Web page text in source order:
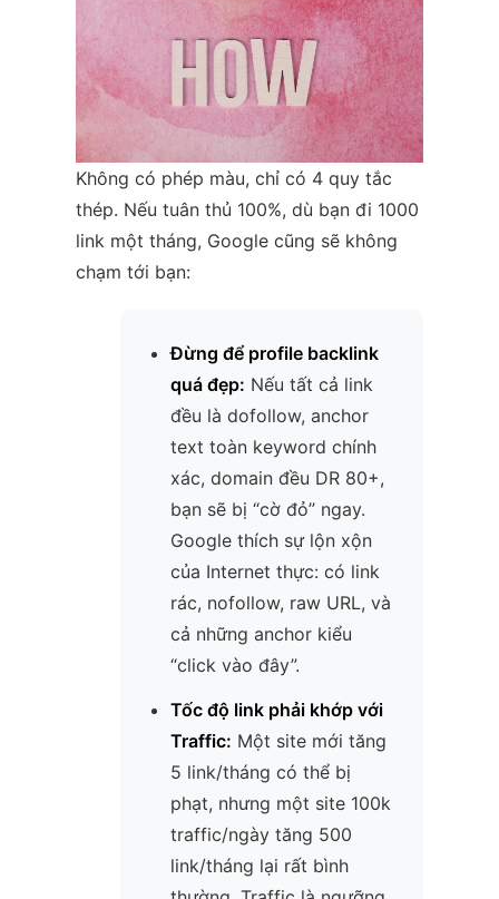
Không có phép màu, chỉ có 4 quy tắc
thép. Nếu tuân thủ 100%, dù bạn đi 1000
link một tháng, Google cũng sẽ không
chạm tới bạn:
Đừng để profile backlink
quá đẹp: Nếu tất cả link
đều là dofollow, anchor
text toàn keyword chính
xác, domain đều DR 80+,
bạn sẽ bị “cờ đỏ” ngay.
Google thích sự lộn xộn
của Internet thực: có link
rác, nofollow, raw URL, và
cả những anchor kiểu
“click vào đây”.
Tốc độ link phải khớp với
Traffic: Một site mới tăng
5 link/tháng có thể bị
phạt, nhưng một site 100k
traffic/ngày tăng 500
link/tháng lại rất bình